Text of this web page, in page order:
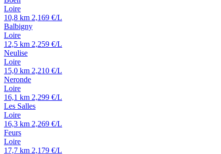
Loire
10,8 km 2,169 €/L
Balbigny
Loire
12,5 km 2,259 €/L
Neulise
Loire
15,0 km 2,210 €/L
Neronde
Loire
16,1 km 2,299 €/L
Les Salles
Loire
16,3 km 2,269 €/L
Feurs
Loire
17,7 km 2,179 €/L